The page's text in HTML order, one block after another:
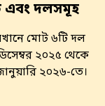
এবং দলসমূহ
মোট ৬টি দল
২০২৫ থেকে
২০২৬-তে।